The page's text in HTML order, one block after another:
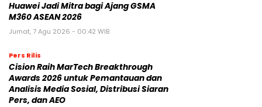
Huawei Jadi Mitra bagi Ajang GSMA
M360 ASEAN 2026
Jumat, 7 Agu 2026 - 00:42 WIB
Pers Rilis
Cision Raih MarTech Breakthrough
Awards 2026 untuk Pemantauan dan
Analisis Media Sosial, Distribusi Siaran
Pers, dan AEO